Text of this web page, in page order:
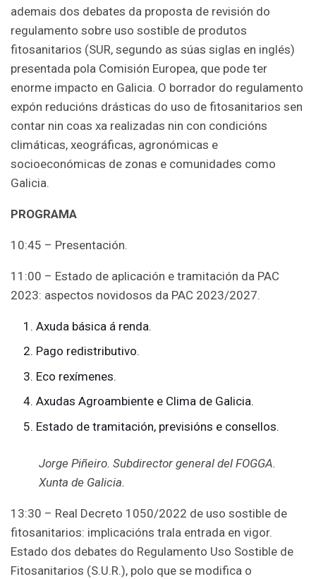
ademais dos debates da proposta de revisión do
regulamento sobre uso sostible de produtos
fitosanitarios (SUR, segundo as súas siglas en inglés)
presentada pola Comisión Europea, que pode ter
enorme impacto en Galicia. O borrador do regulamento
expón reducións drásticas do uso de fitosanitarios sen
contar nin coas xa realizadas nin con condicións
climáticas, xeográficas, agronómicas e
socioeconómicas de zonas e comunidades como
Galicia.
PROGRAMA
10:45 – Presentación.
11:00 – Estado de aplicación e tramitación da PAC
2023: aspectos novidosos da PAC 2023/2027.
Axuda básica á renda.
Pago redistributivo.
Eco rexímenes.
Axudas Agroambiente e Clima de Galicia.
Estado de tramitación, previsións e consellos.
Jorge Piñeiro. Subdirector general del FOGGA.
Xunta de Galicia.
13:30 – Real Decreto 1050/2022 de uso sostible de
fitosanitarios: implicacións trala entrada en vigor.
Estado dos debates do Regulamento Uso Sostible de
Fitosanitarios (S.U.R.), polo que se modifica o